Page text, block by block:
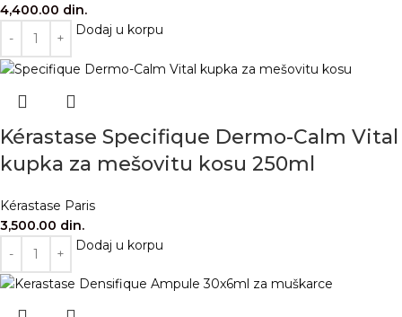
4,400.00 din.
Dodaj u korpu
Kérastase Specifique Dermo-Calm Vital
kupka za mešovitu kosu 250ml
Kérastase Paris
3,500.00 din.
Dodaj u korpu